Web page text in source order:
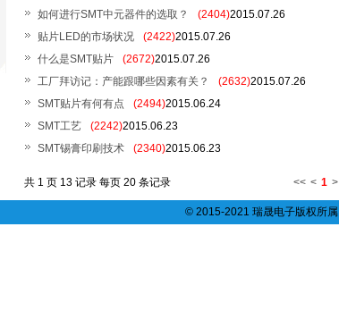
如何进行SMT中元器件的选取？
(2404)2015.07.26
贴片LED的市场状况
(2422)2015.07.26
什么是SMT贴片
(2672)2015.07.26
工厂拜访记：产能跟哪些因素有关？
(2632)2015.07.26
SMT贴片有何有点
(2494)2015.06.24
SMT工艺
(2242)2015.06.23
SMT锡膏印刷技术
(2340)2015.06.23
共 1 页 13 记录 每页 20 条记录 << < 1 >
© 2015-2021 瑞晟电子版权所属